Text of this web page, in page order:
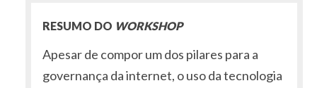
RESUMO DO WORKSHOP
Apesar de compor um dos pilares para a
governança da internet, o uso da tecnologia